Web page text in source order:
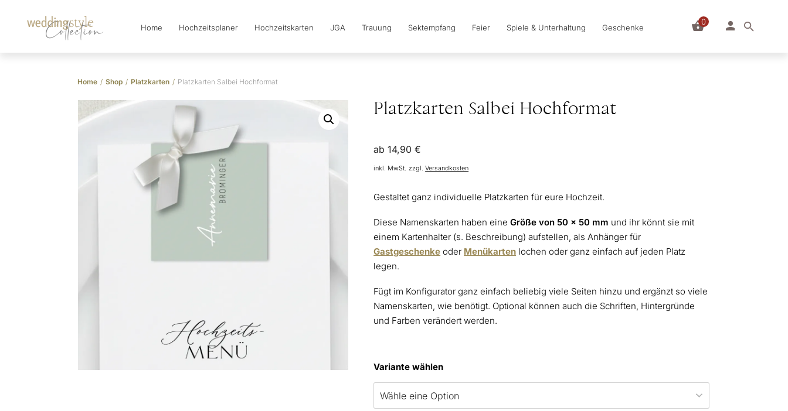
Collection Home Hochzeitsplaner Hochzeitskarten JGA Trauung Sektempfang Feier Spiele & Unterhaltung Geschenke
0
Home / Shop / Platzkarten / Platzkarten Salbei Hochformat
Platzkarten Salbei Hochformat
ab14,90€
inkl. MwSt. zzgl.Versandkosten
Gestaltet ganz individuelle Platzkarten für eure Hochzeit.
Diese Namenskarten haben eineGröße von 50 x 50 mm und ihr könnt sie mit
einem Kartenhalter (s. Beschreibung) aufstellen, als Anhänger für
Gastgeschenke oder Menükarten lochen oder ganz einfach auf jeden Platz
legen.
Fügt im Konfigurator ganz einfach beliebig viele Seiten hinzu und ergänzt so viele
Namenskarten, wie benötigt. Optional können auch die Schriften, Hintergründe
und Farben verändert werden.
Variante wählen